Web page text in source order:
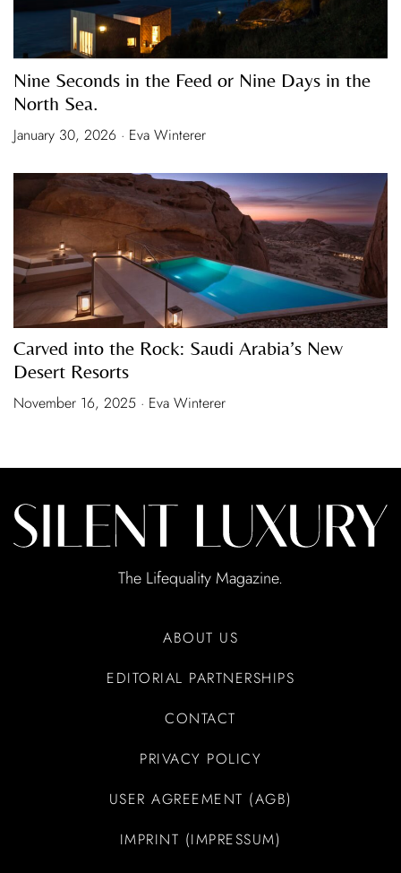
Nine Seconds in the Feed or Nine Days in the
North Sea.
January 30, 2026 · Eva Winterer
Carved into the Rock: Saudi Arabia’s New
Desert Resorts
November 16, 2025 · Eva Winterer
The Lifequality Magazine.
ABOUT US
EDITORIAL PARTNERSHIPS
CONTACT
PRIVACY POLICY
USER AGREEMENT (AGB)
IMPRINT (IMPRESSUM)